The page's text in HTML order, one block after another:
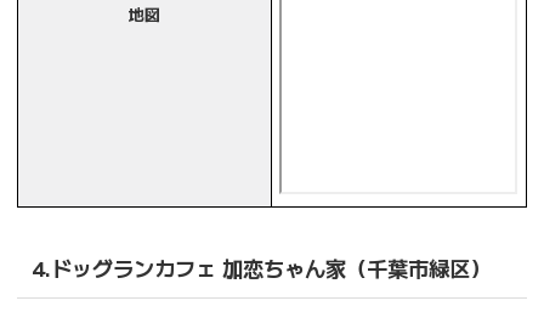
地図
4.ドッグランカフェ 加恋ちゃん家（千葉市緑区）